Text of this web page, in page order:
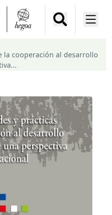
la cooperación al desarrollo